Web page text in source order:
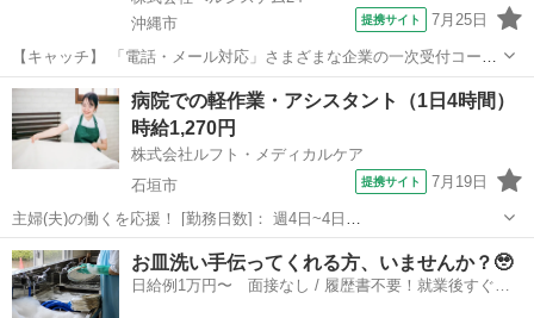
沖縄市
提携サイト 7月25日
【キャッチ】 「電話・メール対応」さまざまな企業の一次受付コール
センター！11月開始 【コメント】 ベルシステム24ではWワークや扶養
内勤務、短期や長期など様々なお仕事をご紹介可能！ お給料は前払い
で即GET◎ ▼例えば...
沖縄 沖縄市 電話対応
病院での軽作業・アシスタント（1日4時間）
時給1,270円
株式会社ルフト・メディカルケア
石垣市
提携サイト 7月19日
主婦(夫)の働くを応援！ [勤務日数]： 週4日~4日
07:00~11:00/10:30~14:30/16:00~20:00 月/火/水/木/金 などから選べま
す [勤務地・最寄駅]： 沖縄県石垣市大浜周辺の病院 株式...
沖縄 石垣市 受付
お皿洗い手伝ってくれる方、いませんか？🥹
日給例1万円〜 面接なし / 履歴書不要！就業後すぐに